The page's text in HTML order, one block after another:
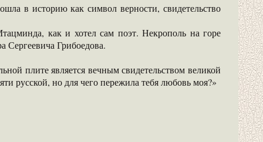
в историю как символ верности, свидетельство
как и хотел сам поэт. Некрополь на горе
Сергеевича Грибоедова.
плите является вечным свидетельством великой
русской, но для чего пережила тебя любовь моя?»